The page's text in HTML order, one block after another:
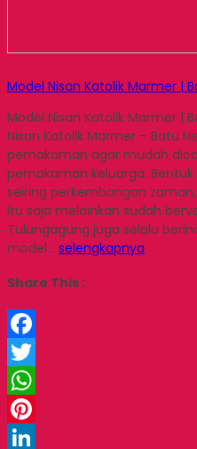
Model Nisan Katolik Marmer |
Model Nisan Katolik Marmer |
Nisan Katolik Marmer – Batu
pemakaman agar mudah
pemakaman keluarga.
seiring perkembangan
itu saja melainkan sudah
Tulungagung juga selalu
model… selengkapnya
Share This :
Facebook
Twitter
WhatsApp
Pinterest